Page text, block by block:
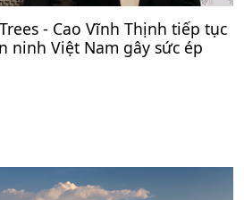
- Cao Vĩnh Thịnh tiếp tục
ninh Việt Nam gây sức ép